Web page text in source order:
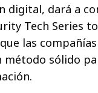
digital, dará a
Tech Series
las
método sólido